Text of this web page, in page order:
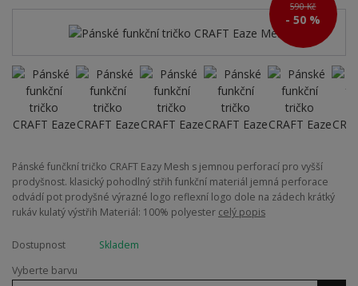
590 Kč
- 50 %
Pánské funčkní tričko CRAFT Eazy Mesh s jemnou perforací pro vyšší
prodyšnost. klasický pohodlný střih funkční materiál jemná perforace
odvádí pot prodyšné výrazné logo reflexní logo dole na zádech krátký
rukáv kulatý výstřih Materiál: 100% polyester celý popis
Dostupnost
Skladem
Vyberte barvu